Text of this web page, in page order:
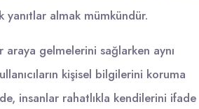
yanıtlar almak mümkündür.
araya gelmelerini sağlarken aynı
kişisel bilgilerini koruma
insanlar rahatlıkla kendilerini ifade